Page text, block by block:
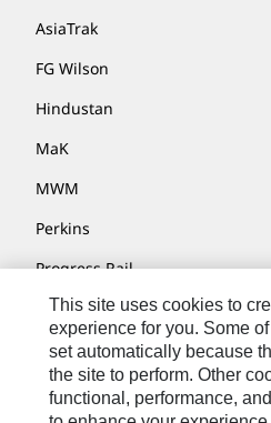
AsiaTrak
FG Wilson
Hindustan
MaK
MWM
Perkins
Progress Rail
SEM
Solar Turbines
SPM Oil & Gas
This site uses cookies to
experience for you. Some
set automatically because
the site to perform. Other
functional, performance,